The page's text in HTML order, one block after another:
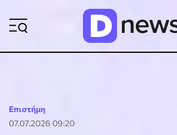
Επιστήμη
07.07.2026 09:20